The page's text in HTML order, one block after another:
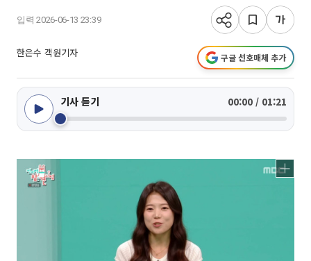
입력 2026-06-13 23:39
한은수 객원기자 구글 선호매체 추가
기사 듣기 00:00 / 01:21